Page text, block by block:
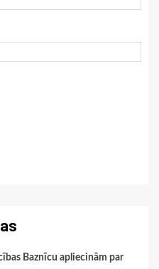
Baznīcu apliecinām par